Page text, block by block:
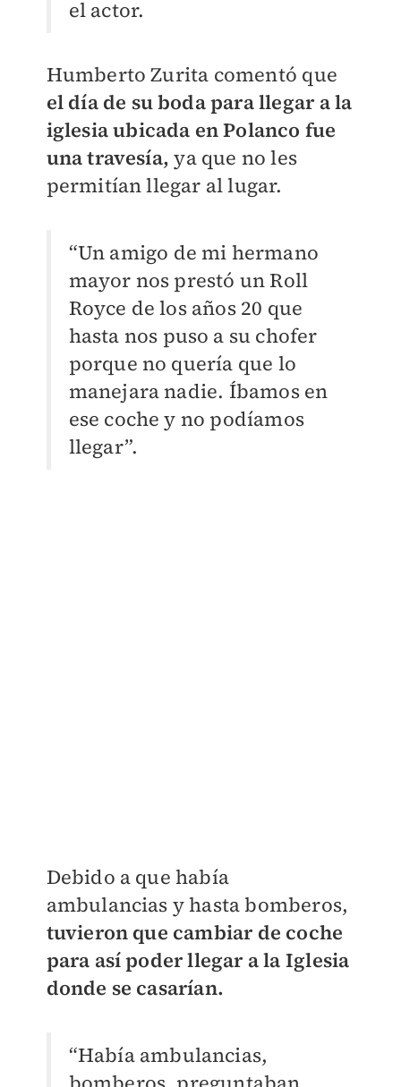
el actor.
Humberto Zurita comentó que
el día de su boda para llegar a la
iglesia ubicada en Polanco fue
una travesía, ya que no les
permitían llegar al lugar.
“Un amigo de mi hermano
mayor nos prestó un Roll
Royce de los años 20 que
hasta nos puso a su chofer
porque no quería que lo
manejara nadie. Íbamos en
ese coche y no podíamos
llegar”.
Debido a que había
ambulancias y hasta bomberos,
tuvieron que cambiar de coche
para así poder llegar a la Iglesia
donde se casarían.
“Había ambulancias,